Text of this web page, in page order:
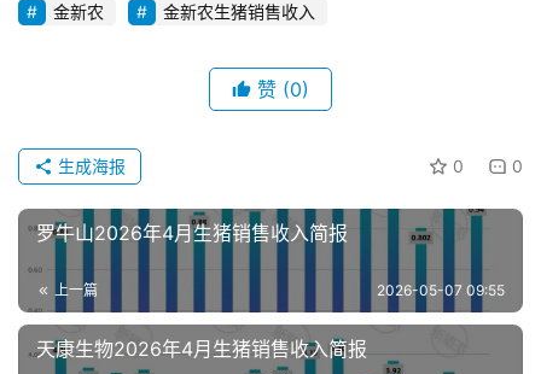
资
新
分
金新农 金新农生猪销售收入
赞 (0)
0 0
生成海报
罗牛山2026年4月生猪销售收入简报
上一篇 2026-05-07 09:55
天康生物2026年4月生猪销售收入简报